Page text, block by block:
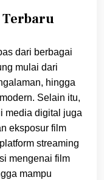
Terbaru
dari berbagai
mulai dari
hingga
Selain itu,
media digital juga
eksposur film
streaming
mengenai film
mampu